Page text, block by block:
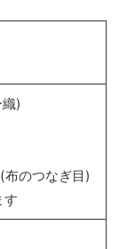
)
のつなぎ目)
す